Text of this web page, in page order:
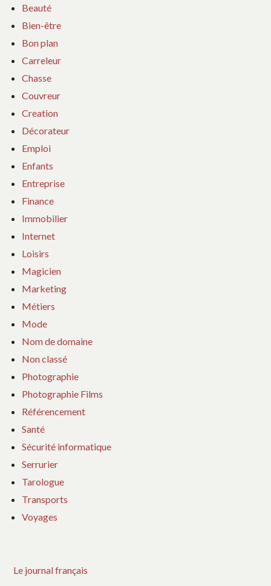
Beauté
Bien-être
Bon plan
Carreleur
Chasse
Couvreur
Creation
Décorateur
Emploi
Enfants
Entreprise
Finance
Immobilier
Internet
Loisirs
Magicien
Marketing
Métiers
Mode
Nom de domaine
Non classé
Photographie
Photographie Films
Référencement
Santé
Sécurité informatique
Serrurier
Tarologue
Transports
Voyages
Le journal français